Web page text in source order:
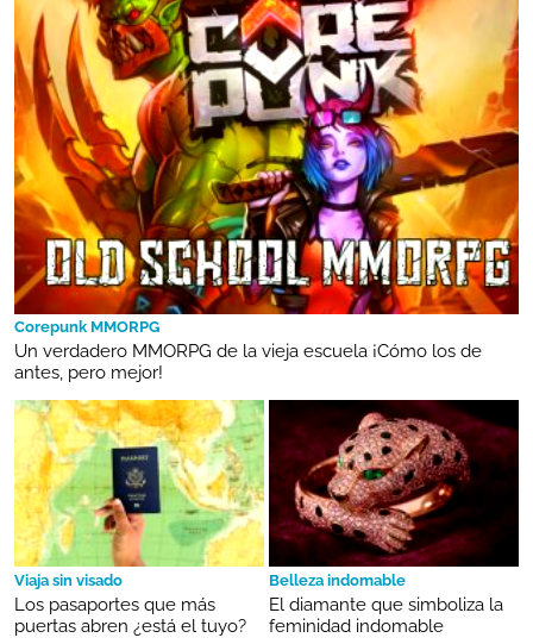
Corepunk MMORPG
Un verdadero MMORPG de la vieja escuela ¡Cómo los de
antes, pero mejor!
Viaja sin visado
Los pasaportes que más
puertas abren ¿está el tuyo?
Belleza indomable
El diamante que simboliza la
feminidad indomable